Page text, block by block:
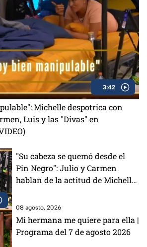
3:42
Michelle despotrica con
Luis y las "Divas" en
"Su cabeza se quemó desde el
Pin Negro": Julio y Carmen
hablan de la actitud de Michelle
08 agosto, 2026
Mi hermana me quiere para ella |
Programa del 7 de agosto 2026